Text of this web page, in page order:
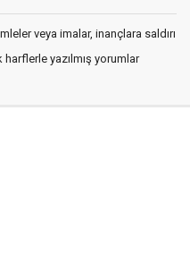
veya imalar, inançlara saldırı
yazılmış yorumlar